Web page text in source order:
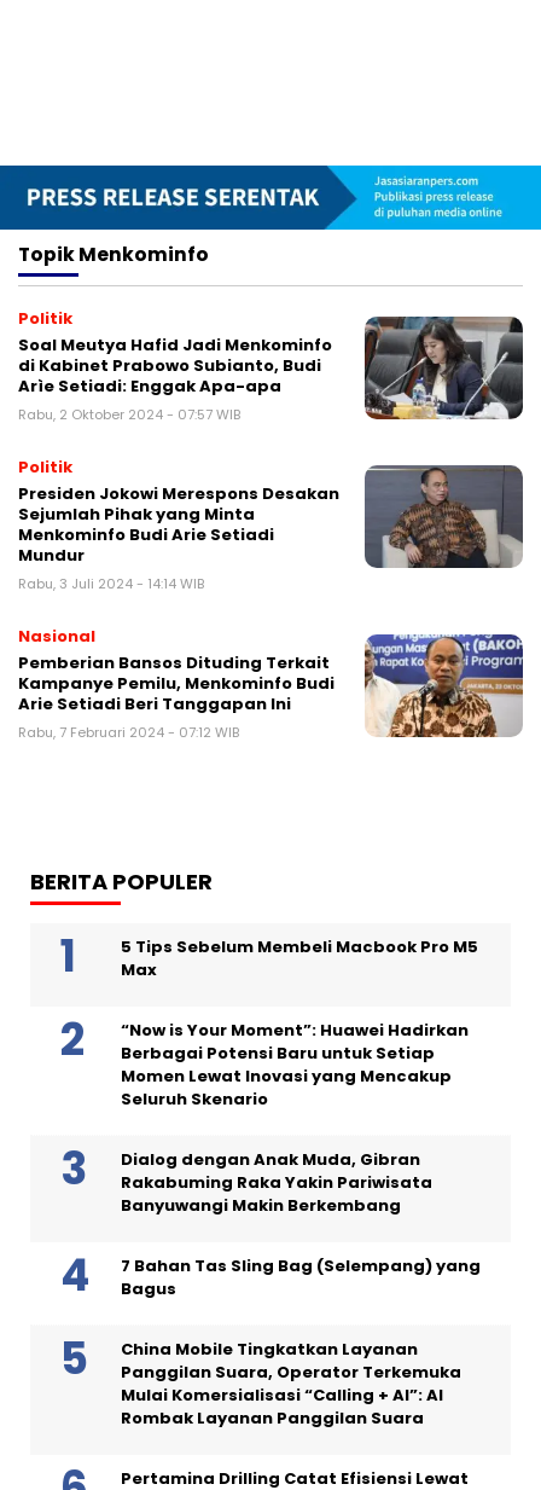
TopikMenkominfo
Politik
Soal Meutya Hafid Jadi Menkominfo
di Kabinet Prabowo Subianto, Budi
Arìe Setiadi: Enggak Apa-apa
Rabu, 2 Oktober 2024 - 07:57 WIB
Politik
Presiden Jokowi Merespons Desakan
Sejumlah Pihak yang Minta
Menkominfo Budi Arie Setiadi
Mundur
Rabu, 3 Juli 2024 - 14:14 WIB
Nasional
Pemberian Bansos Dituding Terkait
Kampanye Pemilu, Menkominfo Budi
Arie Setiadi Beri Tanggapan Ini
Rabu, 7 Februari 2024 - 07:12 WIB
BERITA POPULER
5 Tips Sebelum Membeli Macbook Pro M5
Max
“Now is Your Moment”: Huawei Hadirkan
Berbagai Potensi Baru untuk Setiap
Momen Lewat Inovasi yang Mencakup
Seluruh Skenario
Dialog dengan Anak Muda, Gibran
Rakabuming Raka Yakin Pariwisata
Banyuwangi Makin Berkembang
7 Bahan Tas Sling Bag (Selempang) yang
Bagus
China Mobile Tingkatkan Layanan
Panggilan Suara, Operator Terkemuka
Mulai Komersialisasi “Calling + AI”: AI
Rombak Layanan Panggilan Suara
Pertamina Drilling Catat Efisiensi Lewat